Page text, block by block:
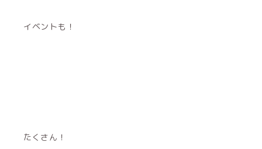
イベントも！
たくさん！